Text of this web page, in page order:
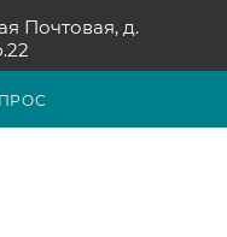
Почтовая, д.